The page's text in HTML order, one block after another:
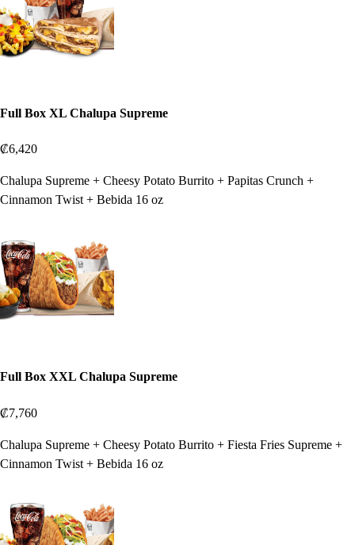
Full Box XL Chalupa Supreme
₡6,420
Chalupa Supreme + Cheesy Potato Burrito + Papitas Crunch +
Cinnamon Twist + Bebida 16 oz
Full Box XXL Chalupa Supreme
₡7,760
Chalupa Supreme + Cheesy Potato Burrito + Fiesta Fries Supreme +
Cinnamon Twist + Bebida 16 oz